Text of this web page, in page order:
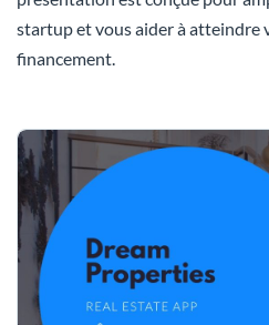
startup et vous aider à atteindre
financement.